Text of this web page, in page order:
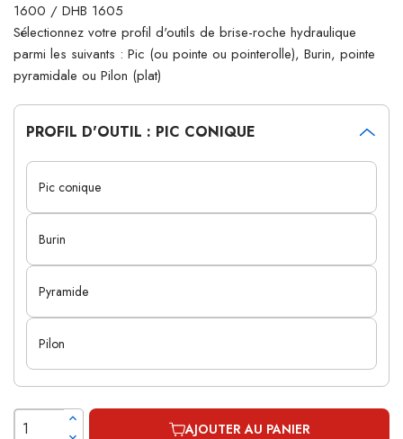
1600 / DHB 1605
Sélectionnez votre profil d'outils de brise-roche hydraulique
parmi les suivants : Pic (ou pointe ou pointerolle), Burin, pointe
pyramidale ou Pilon (plat)
PROFIL D'OUTIL : PIC CONIQUE
Pic conique
Burin
Pyramide
Pilon
AJOUTER AU PANIER